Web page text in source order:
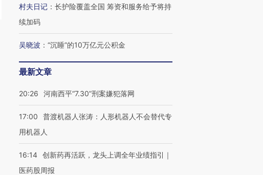
睡引争议 白宫怒斥批评
水位跌破纪录 二战沉船与
38岁梅西上演帽子戏法
村夫日记 ： 长护险覆盖全国 筹资和服务给予将持
续加码
吴晓波 ： “沉睡”的10万亿元公积金
最新文章
20:26 河南西平“7.30”刑案嫌犯落网
17:00
普渡机器人张涛：人形机器人不会替代专
用机器人
16:14 创新药再活跃，龙头上调全年业绩指引｜
医药股周报